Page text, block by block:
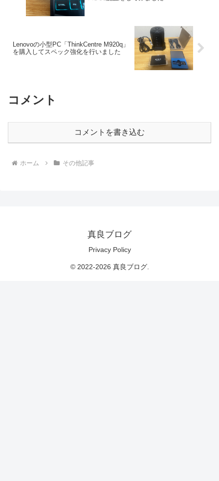
Lenovoの小型PC「ThinkCentre M920q」
を購入してスペック強化を行いました
コメント
コメントを書き込む
ホーム その他記事
真良ブログ
Privacy Policy
© 2022-2026 真良ブログ.